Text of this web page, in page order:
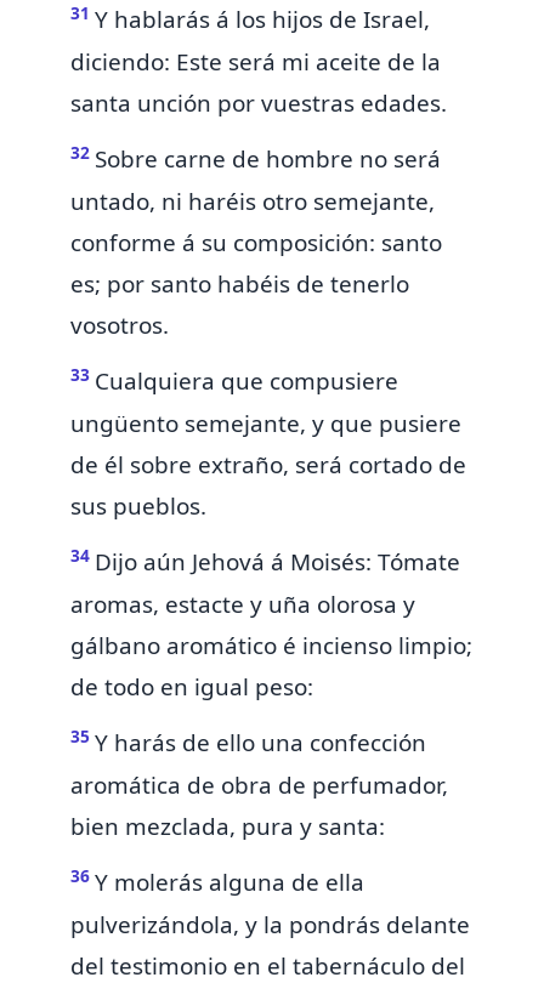
31 Y hablarás á los hijos de Israel,
diciendo: Este será mi aceite de la
santa unción por vuestras edades.
32 Sobre carne de hombre no será
untado, ni haréis otro semejante,
conforme á su composición: santo
es; por santo habéis de tenerlo
vosotros.
33 Cualquiera que compusiere
ungüento semejante, y que pusiere
de él sobre extraño, será cortado de
sus pueblos.
34 Dijo aún Jehová á Moisés: Tómate
aromas, estacte y uña olorosa y
gálbano aromático é incienso limpio;
de todo en igual peso:
35 Y harás de ello una confección
aromática de obra de perfumador,
bien mezclada, pura y santa:
36 Y molerás alguna de ella
pulverizándola, y la pondrás delante
del testimonio en el tabernáculo del